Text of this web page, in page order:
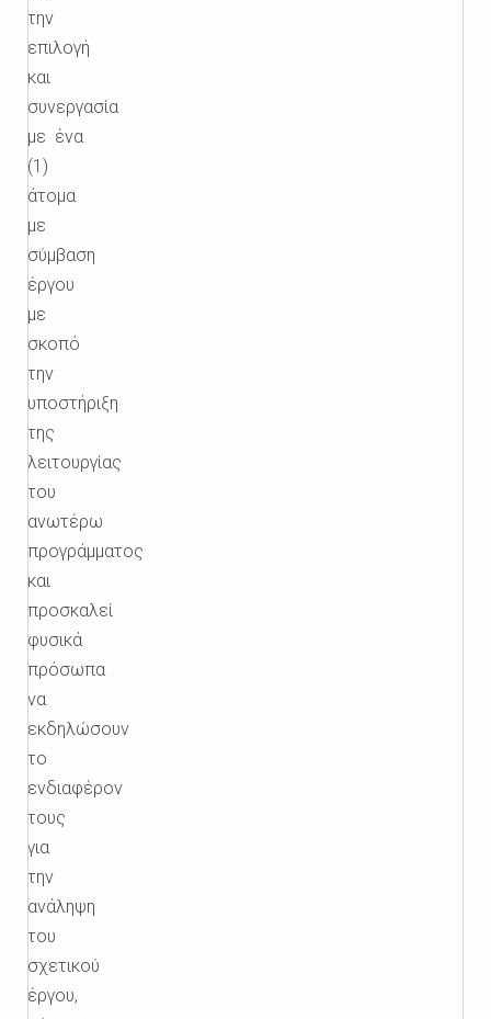
την
επιλογή
και
συνεργασία
με ένα
(1)
άτομα
με
σύμβαση
έργου
με
σκοπό
την
υποστήριξη
της
λειτουργίας
του
ανωτέρω
προγράμματος
και
προσκαλεί
φυσικά
πρόσωπα
να
εκδηλώσουν
το
ενδιαφέρον
τους
για
την
ανάληψη
του
σχετικού
έργου,